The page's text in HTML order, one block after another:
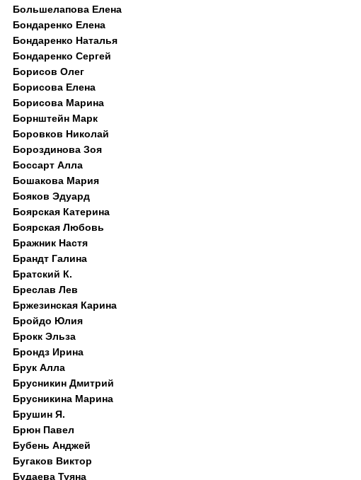
Большелапова Елена
Бондаренко Елена
Бондаренко Наталья
Бондаренко Сергей
Борисов Олег
Борисова Елена
Борисова Марина
Борнштейн Марк
Боровков Николай
Бороздинова Зоя
Боссарт Алла
Бошакова Мария
Бояков Эдуард
Боярская Катерина
Боярская Любовь
Бражник Настя
Брандт Галина
Братский К.
Бреслав Лев
Бржезинская Карина
Бройдо Юлия
Брокк Эльза
Брондз Ирина
Брук Алла
Брусникин Дмитрий
Брусникина Марина
Брушин Я.
Брюн Павел
Бубень Анджей
Бугаков Виктор
Будаева Туяна